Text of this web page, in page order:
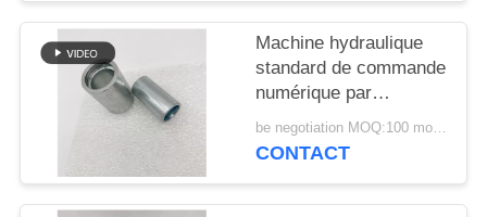
Machine hydraulique
standard de commande
numérique par
ordinateur d'acier au
carbone d'olives de
be negotiation MOQ:100 morceaux
CONTACT